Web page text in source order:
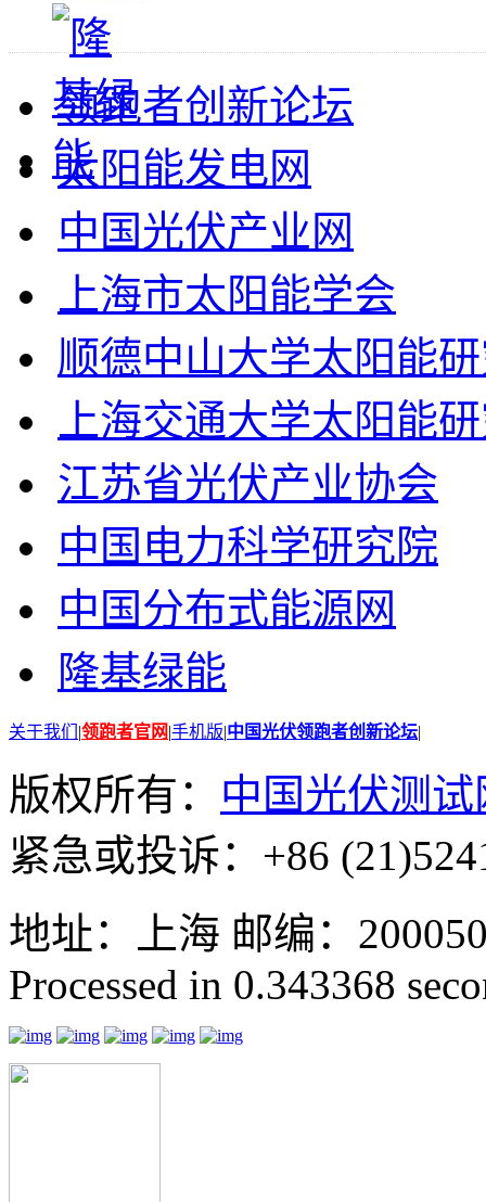
领跑者创新论坛
太阳能发电网
中国光伏产业网
上海市太阳能学会
顺德中山大学太阳能
上海交通大学太阳能
江苏省光伏产业协会
中国电力科学研究院
中国分布式能源网
隆基绿能
关于我们 |领跑者官网|手机版|中国光伏领跑者创新论坛|
版权所有： 中国光伏测试
紧急或投诉：+86
地址：上海 邮编：
Processed in 0.343368